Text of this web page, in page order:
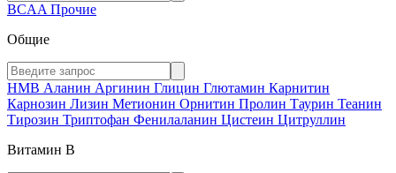
BCAA Прочие
Общие
HMB Аланин Аргинин Глицин Глютамин Карнитин
Карнозин Лизин Метионин Орнитин Пролин Таурин Теанин
Тирозин Триптофан Фенилаланин Цистеин Цитруллин
Витамин В